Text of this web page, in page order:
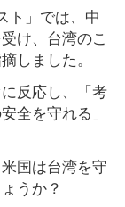
ト」では、中
け、台湾のこ
しました。
反応し、「考
全を守れる」
国は台湾を守
うか？